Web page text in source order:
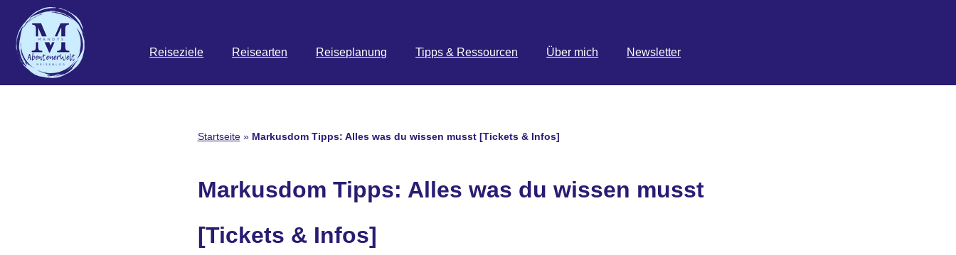
Zum
Inhalt
springen
Reiseziele Reisearten Reiseplanung Tipps & Ressourcen Über mich Newsletter
Startseite» Markusdom Tipps: Alles was du wissen musst [Tickets & Infos]
Markusdom Tipps: Alles was du wissen musst
[Tickets & Infos]